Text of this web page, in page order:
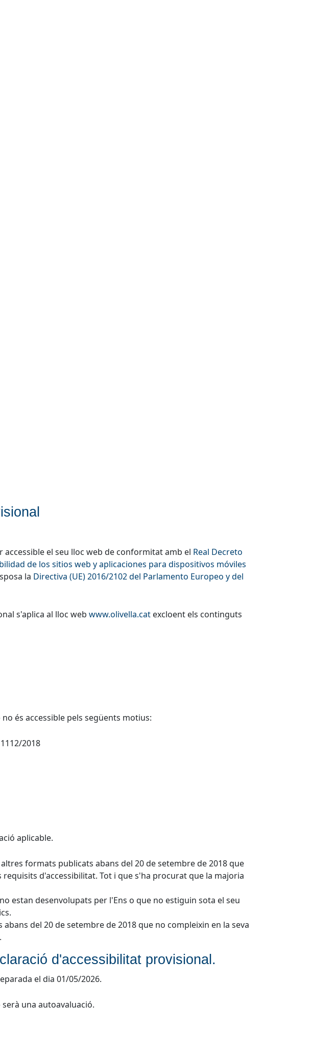
el seu lloc web de conformitat amb el Real Decreto
de los sitios web y aplicaciones para dispositivos móviles
la Directiva (UE) 2016/2102 del Parlamento Europeo y del
s'aplica al lloc web www.olivella.cat excloent els continguts
és accessible pels següents motius:
2018
aplicable.
formats publicats abans del 20 de setembre de 2018 que
d'accessibilitat. Tot i que s'ha procurat que la majoria
estan desenvolupats per l'Ens o que no estiguin sota el seu
del 20 de setembre de 2018 que no compleixin en la seva
d'accessibilitat provisional.
el dia 01/05/2026.
una autoavaluació.